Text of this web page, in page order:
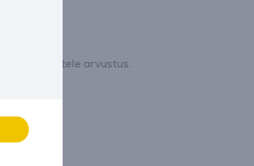
tootele arvustus.